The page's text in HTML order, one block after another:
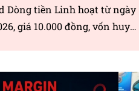
Dòng tiền Linh hoạt từ ngày
giá 10.000 đồng, vốn huy